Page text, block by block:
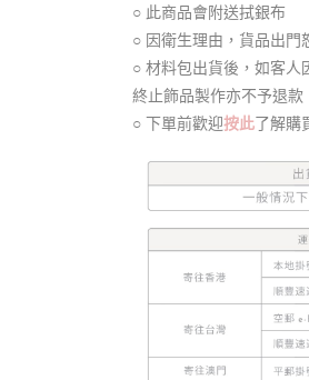
○ 此商品會附送拭銀布
○ 因衛生理由，貨品出門
○ 材料包出貨後，如客人
終止飾品製作亦不予退款
○ 下單前歡迎按此了解購